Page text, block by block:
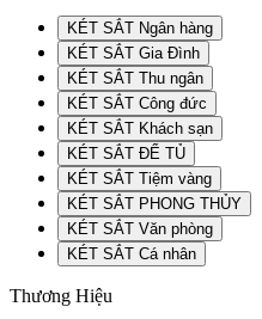
KÉT SẮT Ngân hàng
KÉT SẮT Gia Đình
KÉT SẮT Thu ngân
KÉT SẮT Công đức
KÉT SẮT Khách sạn
KÉT SẮT ĐỂ TỦ
KÉT SẮT Tiệm vàng
KÉT SẮT PHONG THỦY
KÉT SẮT Văn phòng
KÉT SẮT Cá nhân
Thương Hiệu